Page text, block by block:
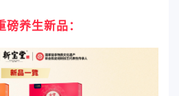
磅养生新品：